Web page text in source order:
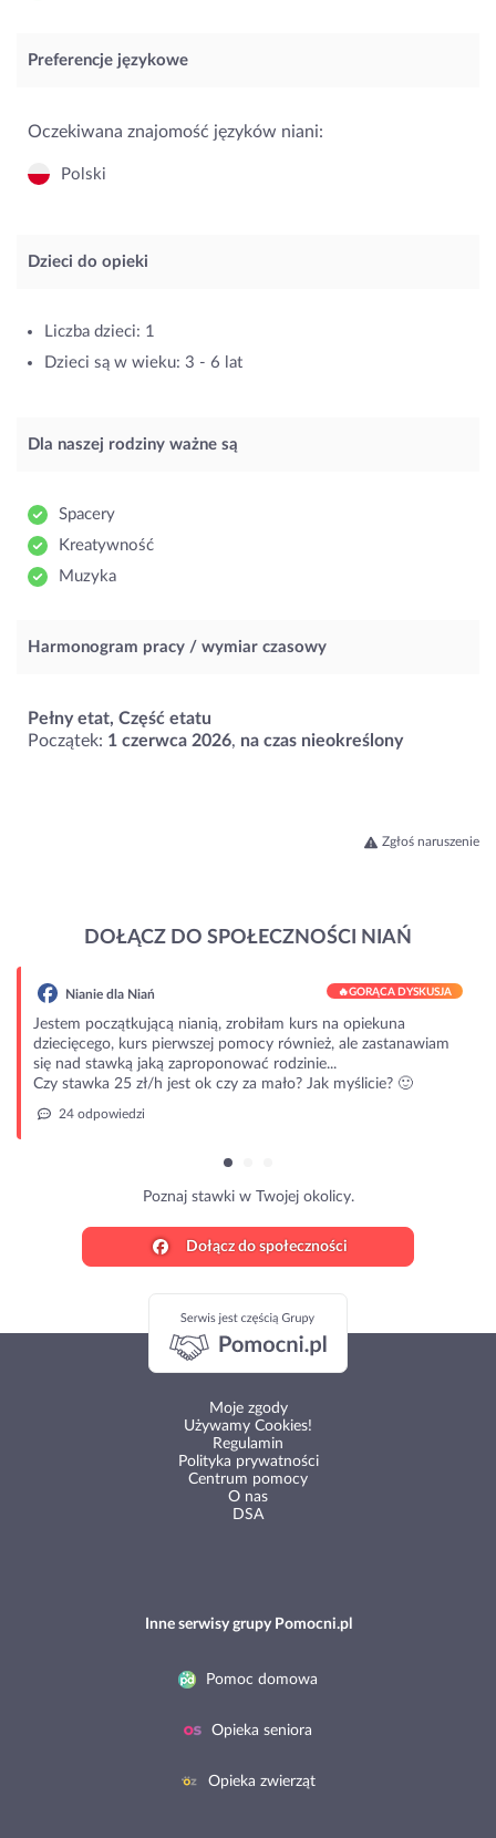
Preferencje językowe
Oczekiwana znajomość języków niani:
Polski
Dzieci do opieki
Liczba dzieci: 1
Dzieci są w wieku: 3 - 6 lat
Dla naszej rodziny ważne są
Spacery
Kreatywność
Muzyka
Harmonogram pracy / wymiar czasowy
Pełny etat, Część etatu
Początek: 1 czerwca 2026, na czas nieokreślony
Zgłoś naruszenie
DOŁĄCZ DO SPOŁECZNOŚCI NIAŃ
Nianie dla Niań 🔥GORĄCA DYSKUSJA
Jestem początkującą nianią, zrobiłam kurs na opiekuna
dziecięcego, kurs pierwszej pomocy również, ale zastanawiam
się nad stawką jaką zaproponować rodzinie...
Czy stawka 25 zł/h jest ok czy za mało? Jak myślicie? 🙂
24 odpowiedzi
Poznaj stawki w Twojej okolicy.
Dołącz do społeczności
Moje zgody
Używamy Cookies!
Regulamin
Polityka prywatności
Centrum pomocy
O nas
DSA
Inne serwisy grupy Pomocni.pl
Pomoc domowa
Opieka seniora
Opieka zwierząt